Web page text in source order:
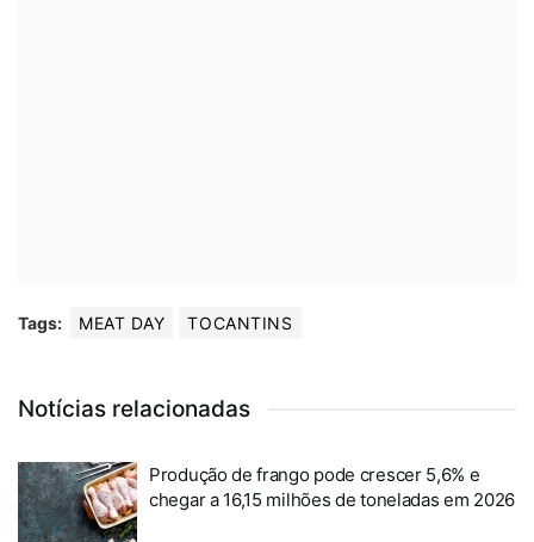
Tags: MEAT DAY TOCANTINS
Notícias relacionadas
Produção de frango pode crescer 5,6% e
chegar a 16,15 milhões de toneladas em 2026